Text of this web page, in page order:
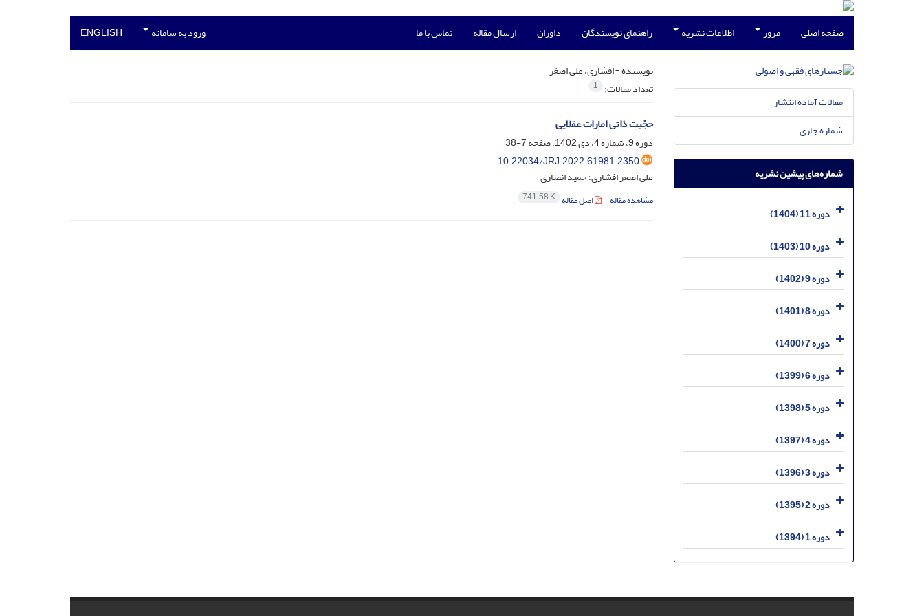
صفحه اصلی مرور اطلاعات نشریه راهنمای نویسندگان داوران ارسال مقاله تماس با ما ورود به سامانه ENGLISH
نویسنده =افشاری، علی اصغر
تعداد مقالات: 1
حجّیت ذاتی امارات عقلایی
دوره 9، شماره 4، دی 1402، صفحه
7-38
10.22034/JRJ.2022.61981.2350
علی اصغر افشاری؛ حمید انصاری
مشاهده مقاله اصل مقاله 741.58 K
مقالات آماده انتشار
شماره جاری
شماره‌های پیشین نشریه
دوره 11 (1404)
دوره 10 (1403)
دوره 9 (1402)
دوره 8 (1401)
دوره 7 (1400)
دوره 6 (1399)
دوره 5 (1398)
دوره 4 (1397)
دوره 3 (1396)
دوره 2 (1395)
دوره 1 (1394)